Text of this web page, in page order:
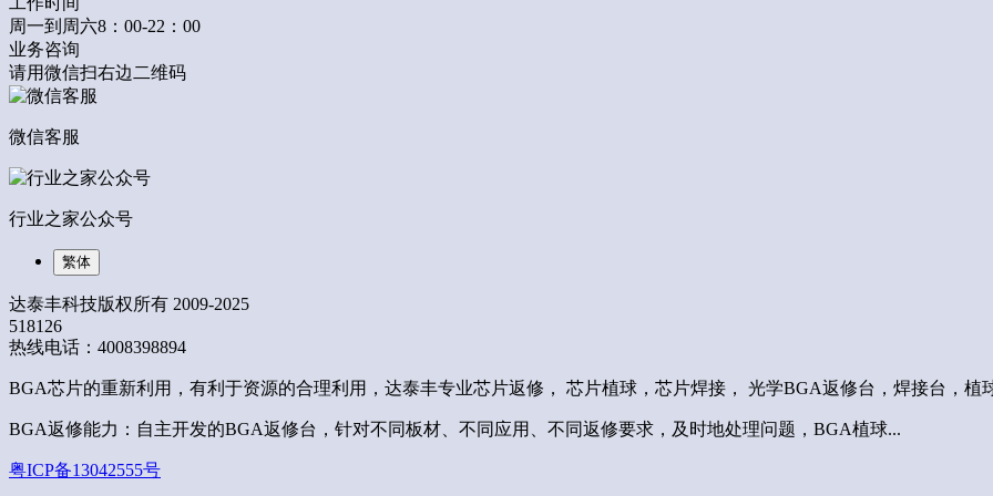
周一到周六8：00-22：00
业务咨询
请用微信扫右边二维码
微信客服
行业之家公众号
繁体
达泰丰科技版权所有 2009-2025
518126
热线电话：4008398894
BGA芯片的重新利用，有利于资源的合理利用，达泰丰专业芯片返修， 芯片植球，芯片焊接， 光学BGA返修台，焊接台，植
BGA返修能力：自主开发的BGA返修台，针对不同板材、不同应用、不同返修要求，及时地处理问题，BGA植球...
粤ICP备13042555号